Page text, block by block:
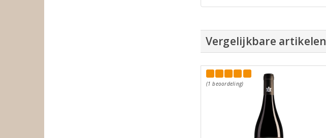
Vergelijkbare artikelen
(1 beoordeling)